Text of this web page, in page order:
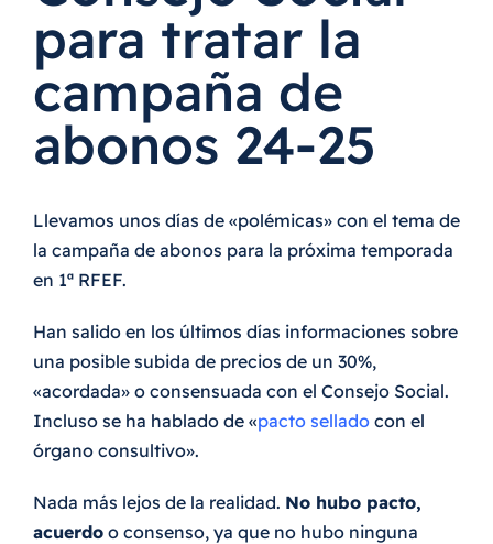
para tratar la
campaña de
abonos 24-25
Llevamos unos días de «polémicas» con el tema de
la campaña de abonos para la próxima temporada
en 1ª RFEF.
Han salido en los últimos días informaciones sobre
una posible subida de precios de un 30%,
«acordada» o consensuada con el Consejo Social.
Incluso se ha hablado de «pacto sellado con el
órgano consultivo».
Nada más lejos de la realidad. No hubo pacto,
acuerdo o consenso, ya que no hubo ninguna